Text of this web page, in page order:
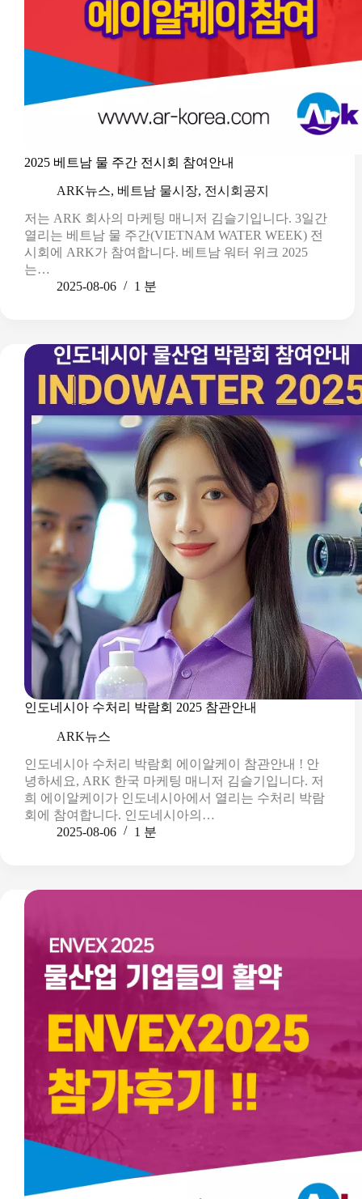
2025 베트남 물 주간 전시회 참여안내
ARK뉴스, 베트남 물시장, 전시회공지
저는 ARK 회사의 마케팅 매니저 김슬기입니다. 3일간
열리는 베트남 물 주간(VIETNAM WATER WEEK) 전
시회에 ARK가 참여합니다. 베트남 워터 위크 2025
는…
2025-08-06
1 분
인도네시아 수처리 박람회 2025 참관안내
ARK뉴스
인도네시아 수처리 박람회 에이알케이 참관안내 ! 안
녕하세요, ARK 한국 마케팅 매니저 김슬기입니다. 저
희 에이알케이가 인도네시아에서 열리는 수처리 박람
회에 참여합니다. 인도네시아의…
2025-08-06
1 분